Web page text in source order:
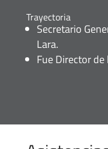
Trayectoria
Secretario
Lara.
Fue Director